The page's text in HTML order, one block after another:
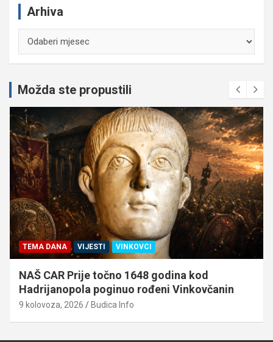
Arhiva
Možda ste propustili
TEMA DANA VIJESTI VINKOVCI
NAŠ CAR Prije točno 1648 godina kod
Hadrijanopola poginuo rođeni Vinkovčanin
9 kolovoza, 2026 Budica Info